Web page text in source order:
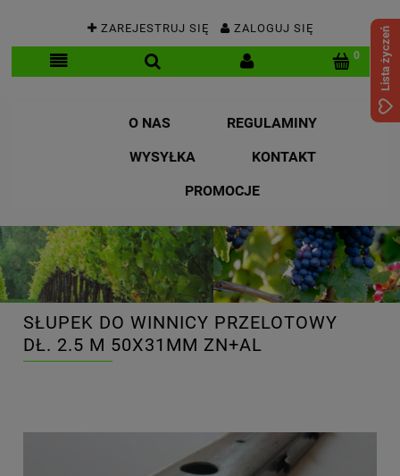
ZAREJESTRUJ SIĘ ZALOGUJ SIĘ
O NAS
REGULAMINY
WYSYŁKA
KONTAKT
PROMOCJE
SŁUPEK DO WINNICY PRZELOTOWY
DŁ. 2.5 M 50X31MM ZN+AL
Lista życzeń